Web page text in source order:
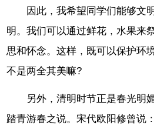
因此，我希望同学们能够文
明。我们可以通过鲜花，水果来
思和怀念。这样，既可以保护环
不是两全其美嘛?
另外，清明时节正是春光明
踏青游春之说。宋代欧阳修曾说